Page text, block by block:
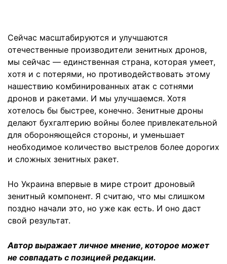
Сейчас масштабируются и улучшаются
отечественные производители зенитных дронов,
мы сейчас — единственная страна, которая умеет,
хотя и с потерями, но противодействовать этому
нашествию комбинированных атак с сотнями
дронов и ракетами. И мы улучшаемся. Хотя
хотелось бы быстрее, конечно. Зенитные дроны
делают бухгалтерию войны более привлекательной
для обороняющейся стороны, и уменьшает
необходимое количество выстрелов более дорогих
и сложных зенитных ракет.
Но Украина впервые в мире строит дроновый
зенитный компонент. Я считаю, что мы слишком
поздно начали это, но уже как есть. И оно даст
свой результат.
Автор выражает личное мнение, которое может
не совпадать с позицией редакции.